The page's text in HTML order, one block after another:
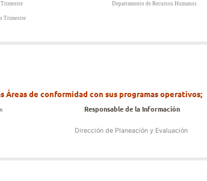
Trimestre
Trimestre
Departamento de Recursos Humanos
Áreas de conformidad con sus programas operativos;
Responsable de la Información
Dirección de Planeación y Evaluación